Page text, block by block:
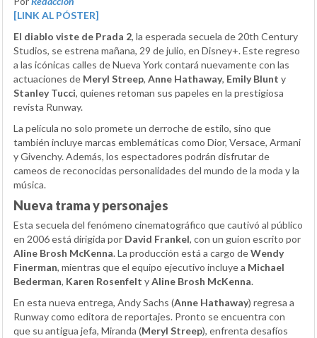
[LINK AL PÓSTER]
El diablo viste de Prada 2, la esperada secuela de 20th Century
Studios, se estrena mañana, 29 de julio, en Disney+. Este regreso
a las icónicas calles de Nueva York contará nuevamente con las
actuaciones de Meryl Streep, Anne Hathaway, Emily Blunt y
Stanley Tucci, quienes retoman sus papeles en la prestigiosa
revista Runway.
La película no solo promete un derroche de estilo, sino que
también incluye marcas emblemáticas como Dior, Versace, Armani
y Givenchy. Además, los espectadores podrán disfrutar de
cameos de reconocidas personalidades del mundo de la moda y la
música.
Nueva trama y personajes
Esta secuela del fenómeno cinematográfico que cautivó al público
en 2006 está dirigida por David Frankel, con un guion escrito por
Aline Brosh McKenna. La producción está a cargo deWendy
Finerman, mientras que el equipo ejecutivo incluye a Michael
Bederman, Karen Rosenfelt yAline Brosh McKenna.
En esta nueva entrega, Andy Sachs (Anne Hathaway) regresa a
Runway como editora de reportajes. Pronto se encuentra con
que su antigua jefa, Miranda (Meryl Streep), enfrenta desafíos